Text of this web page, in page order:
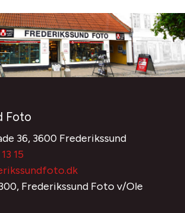
Foto
36, 3600 Frederikssund
15
Frederikssund Foto v/Ole